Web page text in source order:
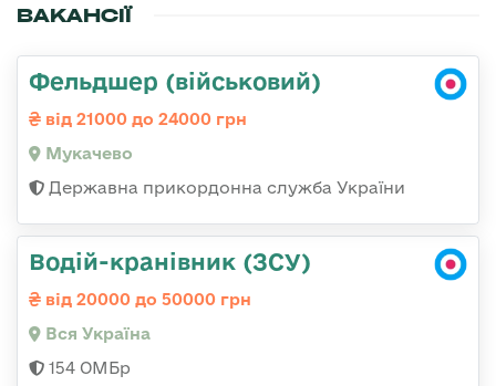
ВАКАНСІЇ
Фельдшер (військовий)
від 21000 до 24000 грн
Мукачево
Державна прикордонна служба України
Водій-кранівник (ЗСУ)
від 20000 до 50000 грн
Вся Україна
154 ОМБр